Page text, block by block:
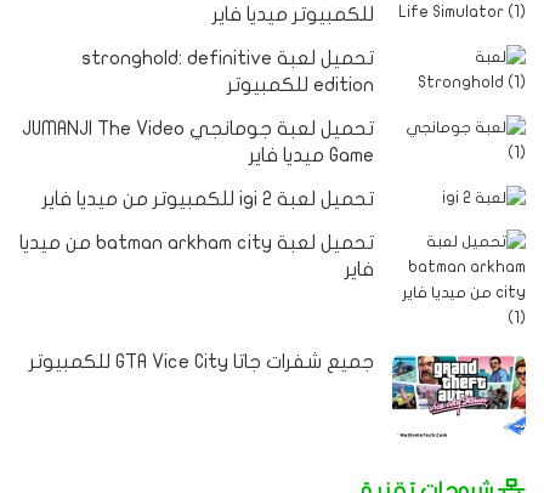
للكمبيوتر ميديا فاير
تحميل لعبة stronghold: definitive
edition للكمبيوتر
تحميل لعبة جومانجي JUMANJI The Video
Game ميديا فاير
تحميل لعبة igi 2 للكمبيوتر من ميديا فاير
تحميل لعبة batman arkham city من ميديا
فاير
جميع شفرات جاتا GTA Vice City للكمبيوتر